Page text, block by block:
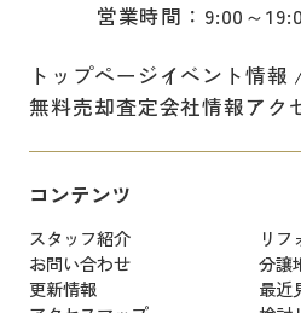
営業時間：9:00～
トップページイベント情報
無料売却査定会社情報アク
コンテンツ
スタッフ紹介
リフ
お問い合わせ
分譲
更新情報
最近